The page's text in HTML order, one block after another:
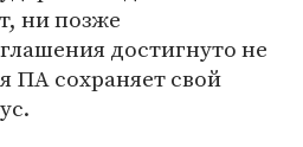
ни позже
достигнуто не
ПА сохраняет свой